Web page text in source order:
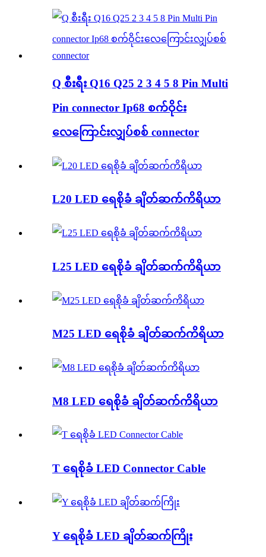
Q စီးရီး Q16 Q25 2 3 4 5 8 Pin Multi
Pin connector Ip68 စက်ဝိုင်း
လေကြောင်းလျှပ်စစ် connector
L20 LED ရေစိုခံ ချိတ်ဆက်ကိရိယာ
L25 LED ရေစိုခံ ချိတ်ဆက်ကိရိယာ
M25 LED ရေစိုခံ ချိတ်ဆက်ကိရိယာ
M8 LED ရေစိုခံ ချိတ်ဆက်ကိရိယာ
T ရေစိုခံ LED Connector Cable
Y ရေစိုခံ LED ချိတ်ဆက်ကြိုး